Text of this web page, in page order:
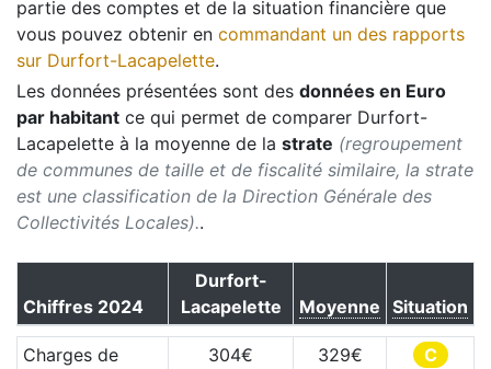
partie des comptes et de la situation financière que
vous pouvez obtenir en commandant un des rapports
sur Durfort-Lacapelette.
Les données présentées sont des données en Euro
par habitant ce qui permet de comparer Durfort-
Lacapelette à la moyenne de la strate (regroupement
de communes de taille et de fiscalité similaire, la strate
est une classification de la Direction Générale des
Collectivités Locales)..
Chiffres 2024
Durfort-
Lacapelette
Moyenne Situation
Charges de
304€ 329€ C